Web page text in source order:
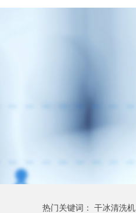
热门关键词： 干冰清洗机